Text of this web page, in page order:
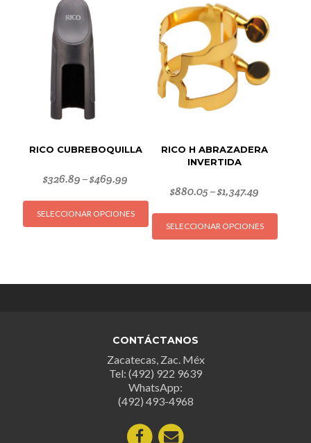
RICO CUBREBOQUILLA
$326.89 –$469.99
SELECCIONAR OPCIONES
Este
producto
tiene
Las
pueden
en
la
página
producto
RICO H ABRAZADERA
INVERTIDA
$880.05–$1,347.49
SELECCIONAR OPCIONES
Este
CONTÁCTANOS
Zacatecas, Zac. Méx
Tel: (492) 922 9639
WhatsApp:
(492) 493-4968